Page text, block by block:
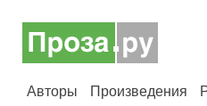
Авторы Произведения